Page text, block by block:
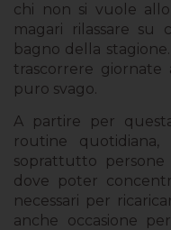
chi non si vuole
magari rilassare su
bagno della
trascorrere giornate
puro svago.
A partire per
routine
soprattutto
dove poter
necessari per
anche occasione